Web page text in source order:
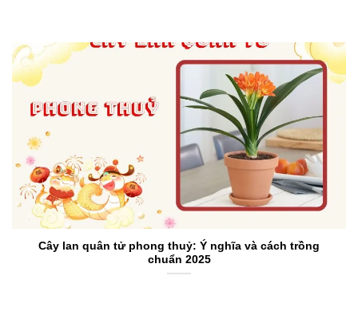
Cây lan quân tử phong thuỷ: Ý nghĩa và cách trồng
chuẩn 2025